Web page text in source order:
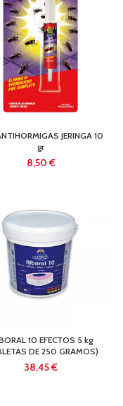
JERINGA 10
gr
€
10 EFECTOS 5 kg
DE 250 GRAMOS)
€